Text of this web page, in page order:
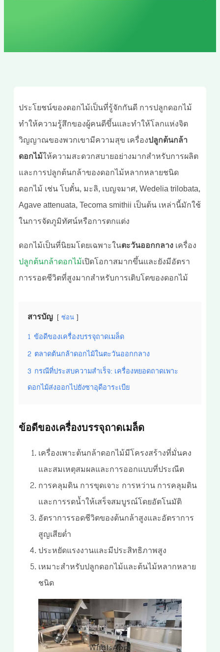
ประโยชน์ของดอกไม้เป็นที่รู้จักกันดี การปลูกดอกไม้
ทำให้ความรู้สึกของผู้คนดีขึ้นและทำให้โลกแห่งจิต
วิญญาณของพวกเขามีความสุข เครื่องปลูกต้นกล้า
ดอกไม้ให้ความสะดวกสบายอย่างมากสำหรับการผลิต
และการปลูกต้นกล้าของดอกไม้หลากหลายชนิด
ดอกไม้ เช่น โบตั๋น, มะลิ, เบญจมาศ, Wedelia trilobata,
Agave attenuata, Tecoma smithii เป็นต้น เหล่านี้มักใช้
ในการจัดภูมิทัศน์หรือการตกแต่ง
ดอกไม้เป็นที่นิยมโดยเฉพาะในตะวันออกกลางเครื่อง
ปลูกต้นกล้าดอกไม้เปิดโอกาสมากขึ้นและยังมีอัตรา
การรอดชีวิตที่สูงมากสำหรับการเติบโตของดอกไม้
สารบัญ ซ่อน
1 ข้อดีของเครื่องบรรจุถาดเมล็ด
2 ตลาดต้นกล้าดอกไม้ในตะวันออกกลาง
3 กรณีที่ประสบความสำเร็จ: เครื่องหยอดถาดเพาะ
ดอกไม้ส่งออกไปยังซาอุดีอาระเบีย
ข้อดีของเครื่องบรรจุถาดเมล็ด
เครื่องเพาะต้นกล้าดอกไม้มีโครงสร้างที่มั่นคง
และสมเหตุสมผลและการออกแบบที่ประณีต
การคลุมดิน การขุดเจาะ การหว่าน การคลุมดิน
และการรดน้ำให้เสร็จสมบูรณ์โดยอัตโนมัติ
อัตราการรอดชีวิตของต้นกล้าสูงและอัตราการ
สูญเสียต่ำ
ประหยัดแรงงานและมีประสิทธิภาพสูง
เหมาะสำหรับปลูกดอกไม้และต้นไม้หลากหลาย
ชนิด